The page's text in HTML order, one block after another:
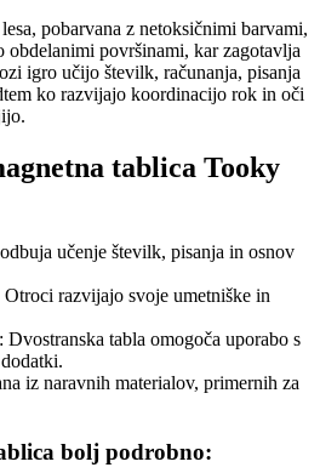
pobarvana z netoksičnimi barvami,
obdelanimi površinami, kar zagotavlja
igro učijo številk, računanja, pisanja
ko razvijajo koordinacijo rok in oči
tablica Tooky
učenje številk, pisanja in osnov
razvijajo svoje umetniške in
tabla omogoča uporabo s
iz naravnih materialov, primernih za
bolj podrobno: